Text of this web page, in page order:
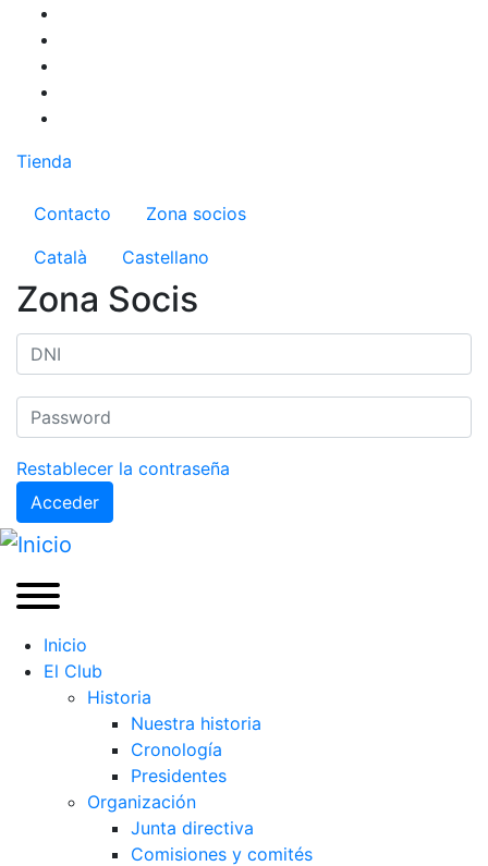
Pasar
contenido
principal
Tienda
Menú del compte d'usuari
Contacto
Zona socios
Català
Castellano
Zona Socis
Restablecer la contraseña
Acceder
Inicio
El Club
Historia
Nuestra historia
Cronología
Presidentes
Organización
Junta directiva
Comisiones y comités